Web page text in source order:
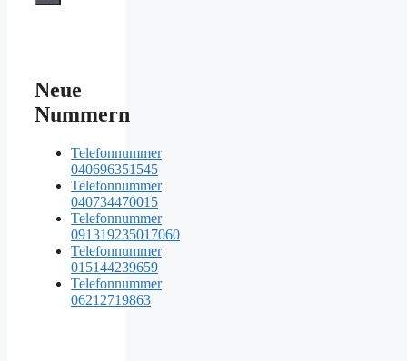
Neue
Nummern
Telefonnummer
040696351545
Telefonnummer
040734470015
Telefonnummer
091319235017060
Telefonnummer
015144239659
Telefonnummer
06212719863